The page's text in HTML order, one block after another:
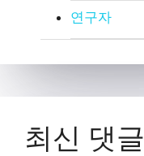
연구자
최신 댓글